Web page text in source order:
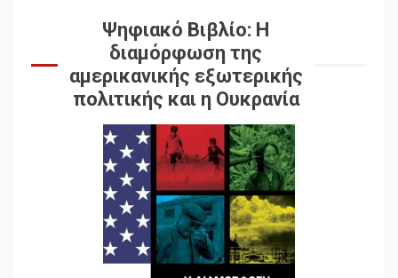
Ψηφιακό Βιβλίο: Η
διαμόρφωση της
αμερικανικής εξωτερικής
πολιτικής και η Ουκρανία